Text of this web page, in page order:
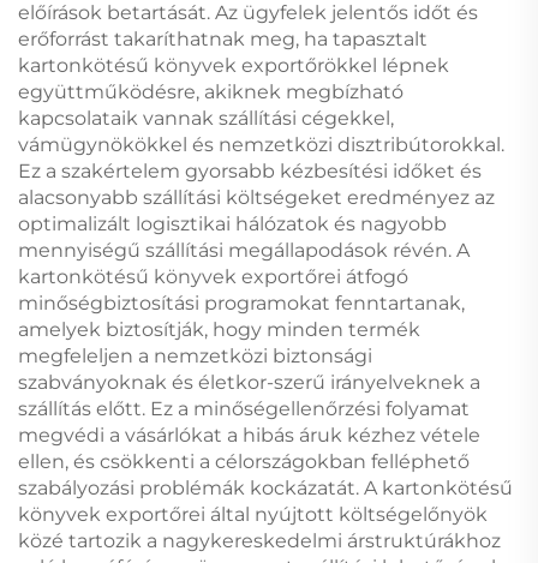
előírások betartását. Az ügyfelek jelentős időt és
erőforrást takaríthatnak meg, ha tapasztalt
kartonkötésű könyvek exportőrökkel lépnek
együttműködésre, akiknek megbízható
kapcsolataik vannak szállítási cégekkel,
vámügynökökkel és nemzetközi disztribútorokkal.
Ez a szakértelem gyorsabb kézbesítési időket és
alacsonyabb szállítási költségeket eredményez az
optimalizált logisztikai hálózatok és nagyobb
mennyiségű szállítási megállapodások révén. A
kartonkötésű könyvek exportőrei átfogó
minőségbiztosítási programokat fenntartanak,
amelyek biztosítják, hogy minden termék
megfeleljen a nemzetközi biztonsági
szabványoknak és életkor-szerű irányelveknek a
szállítás előtt. Ez a minőségellenőrzési folyamat
megvédi a vásárlókat a hibás áruk kézhez vétele
ellen, és csökkenti a célországokban felléphető
szabályozási problémák kockázatát. A kartonkötésű
könyvek exportőrei által nyújtott költségelőnyök
közé tartozik a nagykereskedelmi árstruktúrákhoz